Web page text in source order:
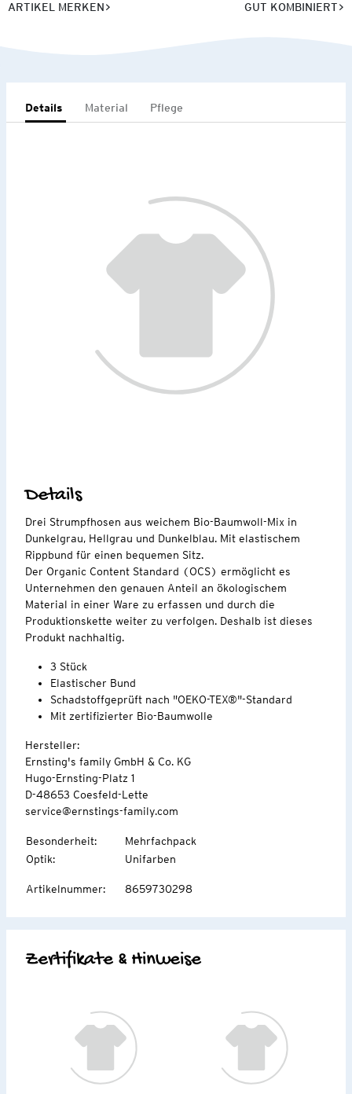
ARTIKEL MERKEN GUT KOMBINIERT
Details Material Pflege
Details
Drei Strumpfhosen aus weichem Bio-Baumwoll-Mix in
Dunkelgrau, Hellgrau und Dunkelblau. Mit elastischem
Rippbund für einen bequemen Sitz.
Der Organic Content Standard (OCS) ermöglicht es
Unternehmen den genauen Anteil an ökologischem
Material in einer Ware zu erfassen und durch die
Produktionskette weiter zu verfolgen. Deshalb ist dieses
Produkt nachhaltig.
3 Stück
Elastischer Bund
Schadstoffgeprüft nach "OEKO-TEX®"-Standard
Mit zertifizierter Bio-Baumwolle
Hersteller:
Ernsting's family GmbH & Co. KG
Hugo-Ernsting-Platz 1
D-48653 Coesfeld-Lette
service@ernstings-family.com
Besonderheit:
Mehrfachpack
Optik: Unifarben
Artikelnummer: 8659730298
Zertifikate & Hinweise